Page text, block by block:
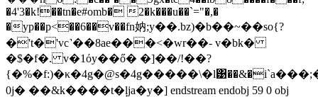
�4'3�k!��tn�e#omb� 2�k���u��`="�,�
�yp��p<��6��v��fn妠;y��.bz)�b��~��so{?
�'t�'vc˺��8ae���<�wr��- v�bk�
�$�f�. v�1όy��ő� �]��/!��?
0j� ��&k����t�ļja�y�] endstream endobj 59 0 obj